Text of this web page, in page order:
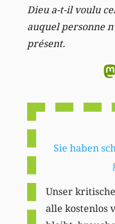
Dieu a-t-il voulu
auquel personne
présent.
Sie haben
Unser
alle kostenlos